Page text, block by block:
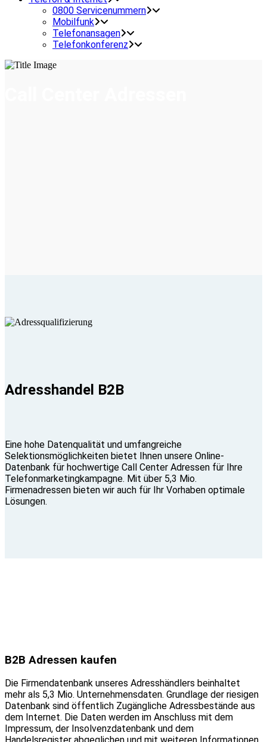
0800 Servicenummern
Mobilfunk
Telefonansagen
Telefonkonferenz
Adresshandel B2B
Eine hohe Datenqualität und umfangreiche
Selektionsmöglichkeiten bietet Ihnen unsere Online-
Datenbank für hochwertige Call Center Adressen für Ihre
Telefonmarketingkampagne. Mit über 5,3 Mio.
Firmenadressen bieten wir auch für Ihr Vorhaben optimale
Lösungen.
B2B Adressen kaufen
Die Firmendatenbank unseres Adresshändlers beinhaltet
mehr als 5,3 Mio. Unternehmensdaten. Grundlage der riesigen
Datenbank sind öffentlich Zugängliche Adressbestände aus
dem Internet. Die Daten werden im Anschluss mit dem
Impressum, der Insolvenzdatenbank und dem